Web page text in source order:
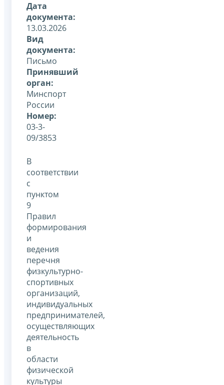
Дата
документа:
13.03.2026
Вид
документа:
Письмо
Принявший
орган:
Минспорт
России
Номер:
03-3-
09/3853
В
соответствии
с
пунктом
9
Правил
формирования
и
ведения
перечня
физкультурно-
спортивных
организаций,
индивидуальных
предпринимателей,
осуществляющих
деятельность
в
области
физической
культуры